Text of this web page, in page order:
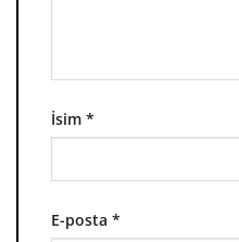
İsim *
E-posta *